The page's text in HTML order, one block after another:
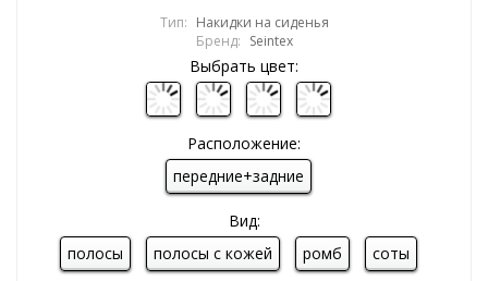
Тип: Накидки на сиденья
Бренд: Seintex
Выбрать цвет:
Расположение:
передние+задние
Вид:
полосы
полосы с кожей ромб соты